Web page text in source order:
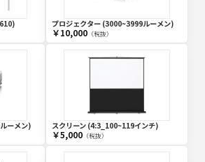
プロジェクター (3000~3999ルーメン)
￥10,000（税抜）
ーメン) スクリーン (4:3_100~119インチ)
￥5,000（税抜）